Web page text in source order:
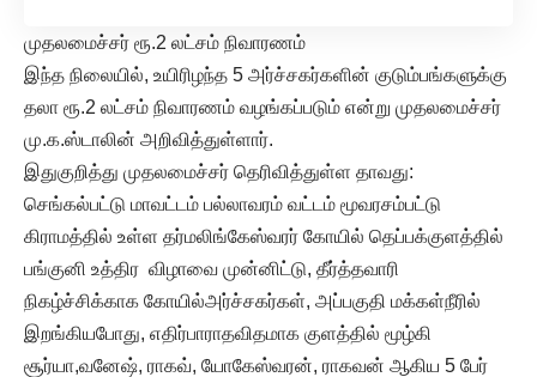
முதலமைச்சர் ரூ.2 லட்சம் நிவாரணம்
இந்த நிலையில், உயிரிழந்த 5 அர்ச்சகர்களின் குடும்பங்களுக்கு
தலா ரூ.2 லட்சம் நிவாரணம் வழங்கப்படும் என்று முதலமைச்சர்
மு.க.ஸ்டாலின் அறிவித்துள்ளார்.
இதுகுறித்து முதலமைச்சர் தெரிவித்துள்ள தாவது:
செங்கல்பட்டு மாவட்டம் பல்லாவரம் வட்டம் மூவரசம்பட்டு
கிராமத்தில் உள்ள தர்மலிங்கேஸ்வரர் கோயில் தெப்பக்குளத்தில்
பங்குனி உத்திர விழாவை முன்னிட்டு, தீர்த்தவாரி
நிகழ்ச்சிக்காக கோயில்அர்ச்சகர்கள், அப்பகுதி மக்கள்நீரில்
இறங்கியபோது, எதிர்பாராதவிதமாக குளத்தில் மூழ்கி
சூர்யா,வனேஷ், ராகவ், யோகேஸ்வரன், ராகவன் ஆகிய 5 பேர்